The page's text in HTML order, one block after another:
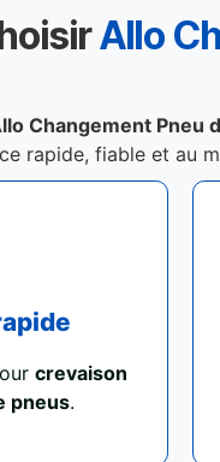
Allo
Changement Pneu
rapide, fiable et au
crevaison
pneus.